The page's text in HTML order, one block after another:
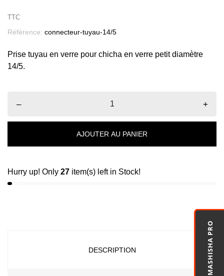
MASHISHA PRO
TTC
Référence: connecteur-tuyau-14/5
Prise tuyau en verre pour chicha en verre petit diamètre
14/5.
– +
AJOUTER AU PANIER
Hurry up! Only 27 item(s) left in Stock!
DESCRIPTION